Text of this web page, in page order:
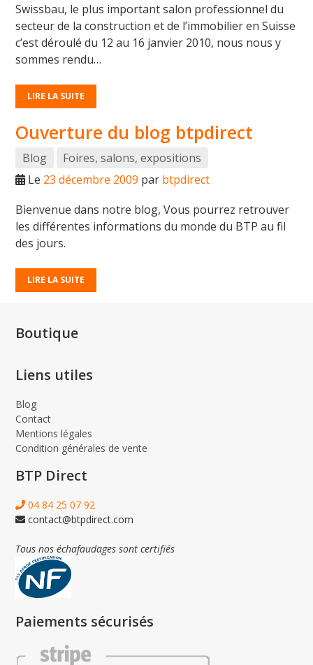
Swissbau, le plus important salon professionnel du
secteur de la construction et de l’immobilier en Suisse
c’est déroulé du 12 au 16 janvier 2010, nous nous y
sommes rendu…
LIRE LA SUITE
Ouverture du blog btpdirect
Blog
Foires, salons, expositions
Le 23 décembre 2009 par btpdirect
Bienvenue dans notre blog, Vous pourrez retrouver
les différentes informations du monde du BTP au fil
des jours.
LIRE LA SUITE
Boutique
Liens utiles
Blog
Contact
Mentions légales
Condition générales de vente
BTP Direct
04 84 25 07 92
contact@btpdirect.com
Tous nos échafaudages sont certifiés
Paiements sécurisés